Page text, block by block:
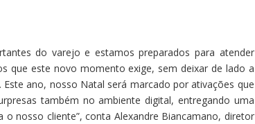
do varejo e estamos preparados para atender
que este novo momento exige, sem deixar de lado a
ano, nosso Natal será marcado por ativações que
também no ambiente digital, entregando uma
o nosso cliente”, conta Alexandre Biancamano, diretor